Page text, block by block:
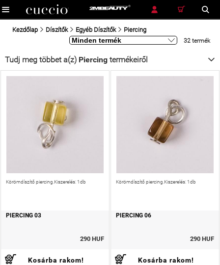
RÉSZLETES KERESÉS
Kezdőlap Díszítők Egyéb Díszítők Piercing
32 termék
Tudj meg többet a(z) Piercing termékeiről
Körömdíszítő piercing.Kiszerelés: 1db
PIERCING 03
290 HUF
Kosárba rakom!
Körömdíszítő piercing.Kiszerelés: 1db
PIERCING 06
290 HUF
Kosárba rakom!